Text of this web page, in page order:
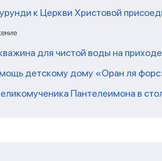
к Церкви Христовой
для чистой воды на
детскому дому «Оран ля
Пантелеимона в